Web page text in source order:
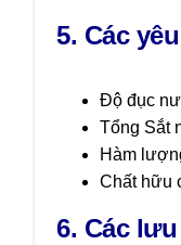
5. Các
Độ đục
Tổng Sắt
Hàm
Chất hữu
6. Các